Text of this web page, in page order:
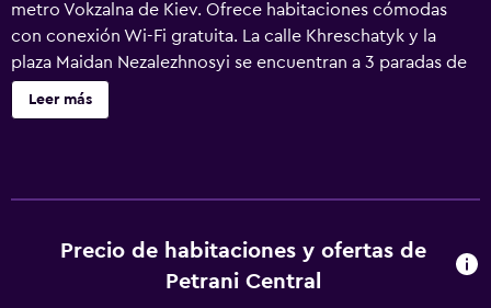
metro Vokzalna de Kiev. Ofrece habitaciones cómodas
con conexión Wi-Fi gratuita. La calle Khreschatyk y la
plaza Maidan Nezalezhnosyi se encuentran a 3 paradas de
metro. Las habitaciones y apartamentos son elegantes y
disponen de aire acondicionado, TV de pantalla plana vía
establecimiento cuenta con aparcamiento privado
gratuito. El jardín botánico queda a 2 km del hotel. La
Leer más
Precio de habitaciones y ofertas de
Petrani Central